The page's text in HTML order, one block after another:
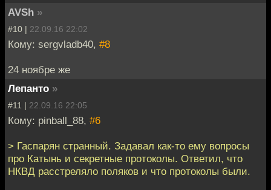
AVSh »
#10 | 22.09.16 22:02
Кому: sergvladb40, #8
24 ноябре же
Лепанто »
#11 | 22.09.16 22:05
Кому: pinball_88, #6
> Гаспарян странный. Задавал как-то ему вопросы
про Катынь и секретные протоколы. Ответил, что
НКВД расстреляло поляков и что протоколы были.